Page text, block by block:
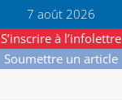
7 août 2026
S’inscrire à l’infolettre
Soumettre un article